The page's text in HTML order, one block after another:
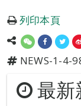
列印本頁
NEWS-1-4-
最新